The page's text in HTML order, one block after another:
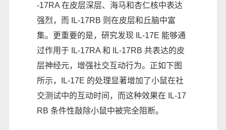
-17RA 在皮层深层、海马和杏仁核中表达
强烈，而 IL-17RB 则在皮层和丘脑中富
集。更重要的是，研究发现 IL-17E 能够通
过作用于 IL-17RA 和 IL-17RB 共表达的皮
层神经元，增强社交互动行为。正如下图
所示，IL-17E 的处理显著增加了小鼠在社
交测试中的互动时间，而这种效果在 IL-17
RB 条件性敲除小鼠中被完全阻断。